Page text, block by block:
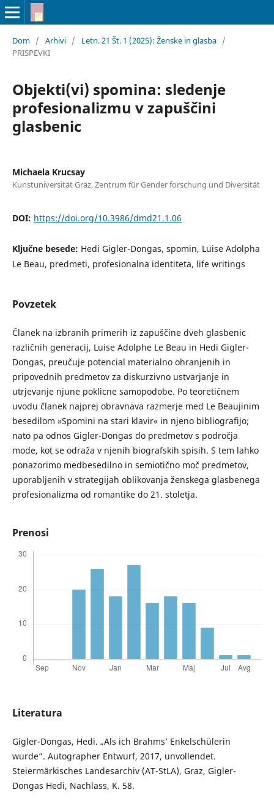
Dom / Arhivi / Letn. 21 Št. 1 (2025): Ženske in glasba /
PRISPEVKI
Objekti(vi) spomina: sledenje
profesionalizmu v zapuščini
glasbenic
Michaela Krucsay
Kunstuniversität Graz, Zentrum für Gender forschung und Diversität
DOI: https://doi.org/10.3986/dmd21.1.06
Ključne besede: Hedi Gigler-Dongas, spomin, Luise Adolpha
Le Beau, predmeti, profesionalna identiteta, life writings
Povzetek
Članek na izbranih primerih iz zapuščine dveh glasbenic
različnih generacij, Luise Adolphe Le Beau in Hedi Gigler-
Dongas, preučuje potencial materialno ohranjenih in
pripovednih predmetov za diskurzivno ustvarjanje in
utrjevanje njune poklicne samopodobe. Po teoretičnem
uvodu članek najprej obravnava razmerje med Le Beaujinim
besedilom »Spomini na stari klavir« in njeno bibliografijo;
nato pa odnos Gigler-Dongas do predmetov s področja
mode, kot se odraža v njenih biografskih spisih. S tem lahko
ponazorimo medbesedilno in semiotično moč predmetov,
uporabljenih v strategijah oblikovanja ženskega glasbenega
profesionalizma od romantike do 21. stoletja.
Prenosi
Literatura
Gigler-Dongas, Hedi. „Als ich Brahms’ Enkelschülerin
wurde“. Autographer Entwurf, 2017, unvollendet.
Steiermärkisches Landesarchiv (AT-StLA), Graz, Gigler-
Dongas Hedi, Nachlass, K. 58.